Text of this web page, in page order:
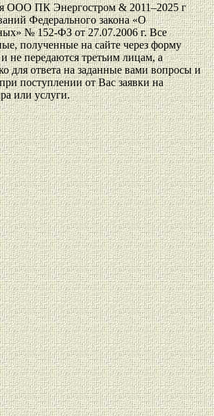
ООО ПК Энергостром & 2011–2025 г
Федерального закона «О
№ 152-ФЗ от 27.07.2006 г. Все
полученные на сайте через форму
и не передаются третьим лицам, а
для ответа на заданные вами вопросы и
поступлении от Вас заявки на
или услуги.